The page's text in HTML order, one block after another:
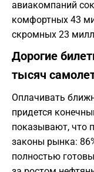
авиакомпаний
комфортных 43
скромных 23
Дорогие
тысяч
Оплачивать
придется
показывают, что
законы рынка:
полностью